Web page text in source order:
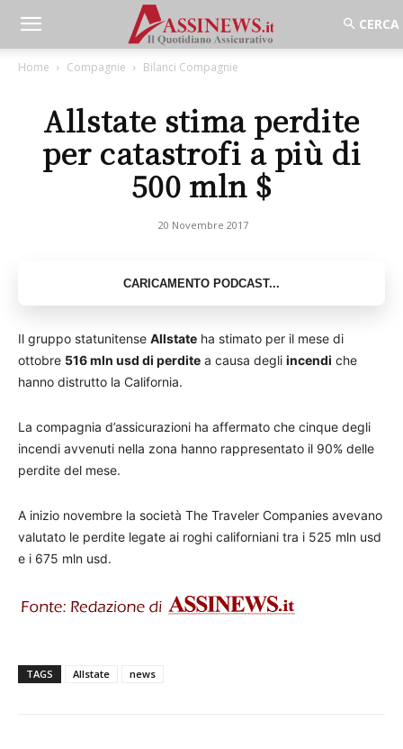
Home Compagnie Bilanci Compagnie
Allstate stima perdite
per catastrofi a più di
500 mln $
20 Novembre 2017
Il gruppo statunitense Allstate ha stimato per il mese di
ottobre 516 mln usd di perdite a causa degli incendi che
hanno distrutto la California.
La compagnia d’assicurazioni ha affermato che cinque degli
incendi avvenuti nella zona hanno rappresentato il 90% delle
perdite del mese.
A inizio novembre la società The Traveler Companies avevano
valutato le perdite legate ai roghi californiani tra i 525 mln usd
e i 675 mln usd.
TAGS Allstate news